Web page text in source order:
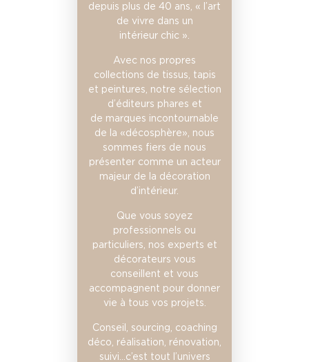
depuis plus de 40 ans, « l’art
de vivre dans un
intérieur chic ».
Avec nos propres
collections de tissus, tapis
et peintures, notre sélection
d’éditeurs phares et
de marques incontournable
de la «décosphère», nous
sommes fiers de nous
présenter comme un acteur
majeur de la décoration
d’intérieur.
Que vous soyez
professionnels ou
particuliers, nos experts et
décorateurs vous
conseillent et vous
accompagnent pour donner
vie à tous vos projets.
Conseil, sourcing, coaching
déco, réalisation, rénovation,
suivi…c’est tout l’univers